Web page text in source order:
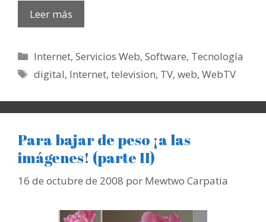
Leer más
Categorías
Internet,Servicios Web,Software, Tecnología
Etiquetas
digital, Internet,television, TV,web,WebTV
Para bajar de peso ¡a las
imágenes! (parte II)
16 de octubre de 2008 por Mewtwo Carpatia